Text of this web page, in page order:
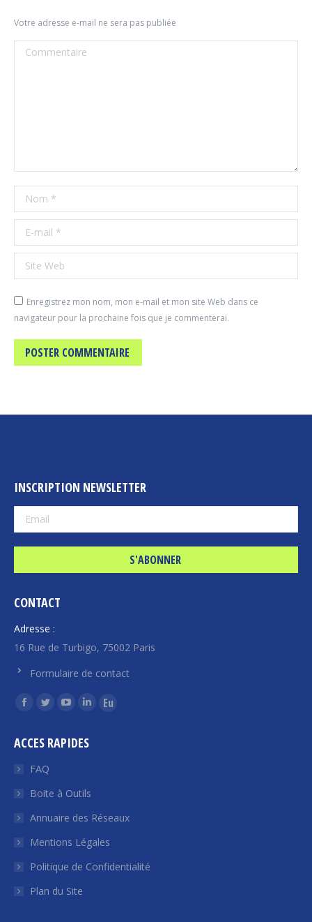
Votre adresse e-mail ne sera pas publiée
Commentaire
Nom *
E-mail *
Site Web
Enregistrez mon nom, mon e-mail et mon site Web dans ce
navigateur pour la prochaine fois que je commenterai.
POSTER COMMENTAIRE
INSCRIPTION NEWSLETTER
CONTACT
Adresse :
16 Rue de Turbigo, 75002 Paris
Formulaire de contact
Trouvez nous sur :
La
Facebook
s'ouvre
une
nouvelle
fenêtre
La
Twitter
s'ouvre
une
nouvelle
fenêtre
La
YouTube
une
nouvelle
fenêtre
La
LinkedIn
une
nouvelle
fenêtre
La
nouvelle
fenêtre
ACCES RAPIDES
FAQ
Boite à Outils
Annuaire des Réseaux
Mentions Légales
Politique de Confidentialité
Plan du Site